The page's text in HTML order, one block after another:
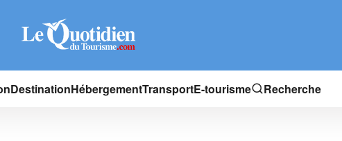
DestinationHébergementTransportE-tourisme Recherche